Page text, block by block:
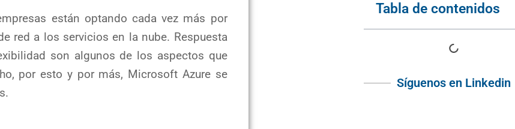
están optando cada vez más por
red a los servicios en la nube. Respuesta
son algunos de los aspectos que
por esto y por más, Microsoft Azure se
Tabla de contenidos
Síguenos en Linkedin